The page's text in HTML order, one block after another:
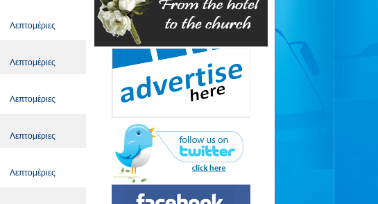
Λεπτομέριες
Λεπτομέριες
Λεπτομέριες
Λεπτομέριες
Λεπτομέριες